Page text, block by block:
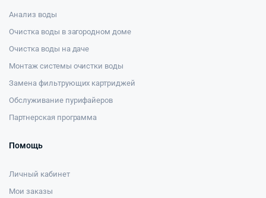
Анализ воды
Очистка воды в загородном доме
Очистка воды на даче
Монтаж системы очистки воды
Замена фильтрующих картриджей
Обслуживание пурифайеров
Партнерская программа
Помощь
Личный кабинет
Мои заказы